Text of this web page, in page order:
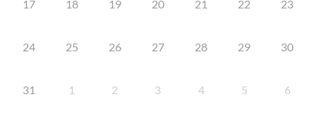
17 18 19 20 21 22 23
24 25 26 27 28 29 30
31 1 2 3 4 5 6